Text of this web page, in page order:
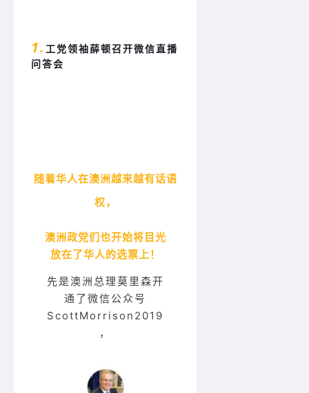
1. 工党领袖薛顿召开微信直播
问答会
随着华人在澳洲越来越有话语
权，
澳洲政党们也开始将目光
放在了华人的选票上！
先是澳洲总理莫里森开
通了微信公众号
ScottMorrison2019
，